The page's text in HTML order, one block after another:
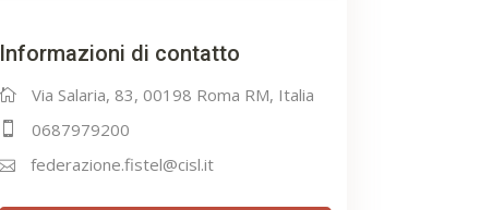
Informazioni di contatto
Via Salaria, 83, 00198 Roma RM, Italia
0687979200
federazione.fistel@cisl.it